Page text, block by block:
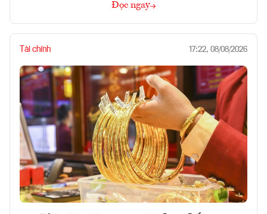
Đọc ngay
Tài chính 17:22, 08/08/2026